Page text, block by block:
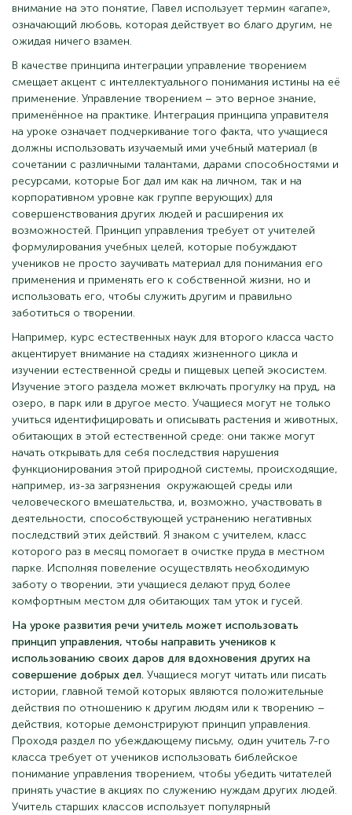
внимание на это понятие, Павел использует термин «агапе»,
означающий любовь, которая действует во благо другим, не
ожидая ничего взамен.
В качестве принципа интеграции управление творением
смещает акцент с интеллектуального понимания истины на её
применение. Управление творением – это верное знание,
применённое на практике. Интеграция принципа управителя
на уроке означает подчеркивание того факта, что учащиеся
должны использовать изучаемый ими учебный материал (в
сочетании с различными талантами, дарами способностями и
ресурсами, которые Бог дал им как на личном, так и на
корпоративном уровне как группе верующих) для
совершенствования других людей и расширения их
возможностей. Принцип управления требует от учителей
формулирования учебных целей, которые побуждают
учеников не просто заучивать материал для понимания его
применения и применять его к собственной жизни, но и
использовать его, чтобы служить другим и правильно
заботиться о творении.
Например, курс естественных наук для второго класса часто
акцентирует внимание на стадиях жизненного цикла и
изучении естественной среды и пищевых цепей экосистем.
Изучение этого раздела может включать прогулку на пруд, на
озеро, в парк или в другое место. Учащиеся могут не только
учиться идентифицировать и описывать растения и животных,
обитающих в этой естественной среде: они также могут
начать открывать для себя последствия нарушения
функционирования этой природной системы, происходящие,
например, из-за загрязнения окружающей среды или
человеческого вмешательства, и, возможно, участвовать в
деятельности, способствующей устранению негативных
последствий этих действий. Я знаком с учителем, класс
которого раз в месяц помогает в очистке пруда в местном
парке. Исполняя повеление осуществлять необходимую
заботу о творении, эти учащиеся делают пруд более
комфортным местом для обитающих там уток и гусей.
На уроке развития речи учитель может использовать
принцип управления, чтобы направить учеников к
использованию своих даров для вдохновения других на
совершение добрых дел. Учащиеся могут читать или писать
истории, главной темой которых являются положительные
действия по отношению к другим людям или к творению –
действия, которые демонстрируют принцип управления.
Проходя раздел по убеждающему письму, один учитель 7-го
класса требует от учеников использовать библейское
понимание управления творением, чтобы убедить читателей
принять участие в акциях по служению нуждам других людей.
Учитель старших классов использует популярный